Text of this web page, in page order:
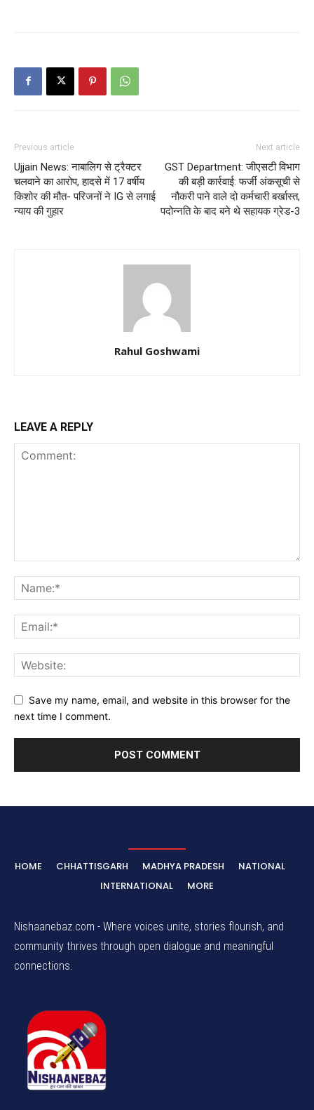
Previous article
Ujjain News: नाबालिग से ट्रैक्टर
चलवाने का आरोप, हादसे में 17 वर्षीय
किशोर की मौत- परिजनों ने IG से लगाई
न्याय की गुहार
Next article
GST Department: जीएसटी विभाग
की बड़ी कार्रवाई: फर्जी अंकसूची से
नौकरी पाने वाले दो कर्मचारी बर्खास्त,
पदोन्नति के बाद बने थे सहायक ग्रेड-3
Rahul Goshwami
LEAVE A REPLY
Save my name, email, and website in this browser for the
next time I comment.
HOME CHHATTISGARH MADHYA PRADESH
NATIONAL
INTERNATIONAL
MORE
Nishaanebaz.com - Where voices unite, stories flourish, and
community thrives through open dialogue and meaningful
connections.